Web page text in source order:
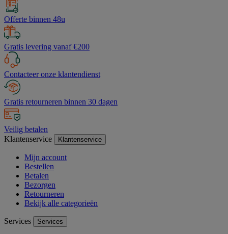
Offerte binnen 48u
Gratis levering vanaf €200
Contacteer onze klantendienst
Gratis retourneren binnen 30 dagen
Veilig betalen
Klantenservice
Klantenservice
Mijn account
Bestellen
Betalen
Bezorgen
Retourneren
Bekijk alle categorieën
Services Services